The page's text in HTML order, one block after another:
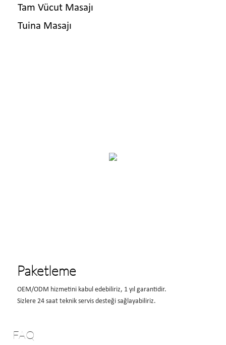
Tam Vücut Masajı
Tuina Masajı
Paketleme
OEM/ODM hizmetini kabul edebiliriz, 1 yıl garantidir.
Sizlere 24 saat teknik servis desteği sağlayabiliriz.
FAQ